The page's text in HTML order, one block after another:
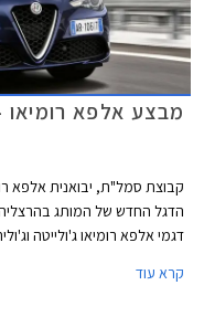
מבצע אלפא רומיאו -
קבוצת סמל"ת, יבואנית אלפא
הדגל החדש של המותג
דגמי אלפא רומיאו ג'ולייטה וג'וליה.
קרא עוד